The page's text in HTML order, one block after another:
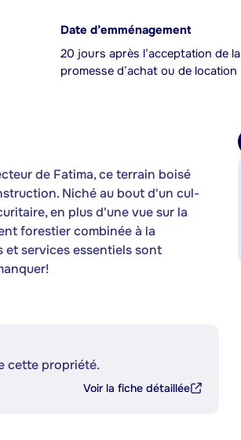
Date d’emménagement
20 jours après l’acceptation de la
promesse d’achat ou de location
de Fatima, ce terrain boisé
Niché au bout d'un cul-
en plus d'une vue sur la
forestier combinée à la
et services essentiels sont
cette propriété.
Voir la fiche détaillée